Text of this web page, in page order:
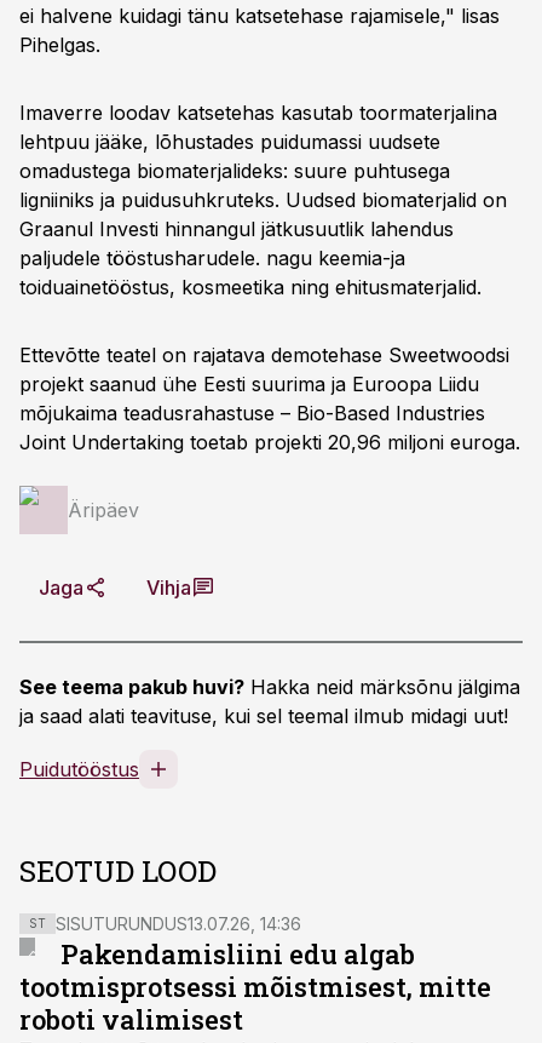
ei halvene kuidagi tänu katsetehase rajamisele," lisas
Pihelgas.
Imaverre loodav katsetehas kasutab toormaterjalina
lehtpuu jääke, lõhustades puidumassi uudsete
omadustega biomaterjalideks: suure puhtusega
ligniiniks ja puidusuhkruteks. Uudsed biomaterjalid on
Graanul Investi hinnangul jätkusuutlik lahendus
paljudele tööstusharudele. nagu keemia-ja
toiduainetööstus, kosmeetika ning ehitusmaterjalid.
Ettevõtte teatel on rajatava demotehase Sweetwoodsi
projekt saanud ühe Eesti suurima ja Euroopa Liidu
mõjukaima teadusrahastuse – Bio-Based Industries
Joint Undertaking toetab projekti 20,96 miljoni euroga.
Äripäev
Jaga Vihja
See teema pakub huvi? Hakka neid märksõnu jälgima
ja saad alati teavituse, kui sel teemal ilmub midagi uut!
Puidutööstus
SEOTUD LOOD
ST SISUTURUNDUS13.07.26, 14:36
Pakendamisliini edu algab
tootmisprotsessi mõistmisest, mitte
roboti valimisest